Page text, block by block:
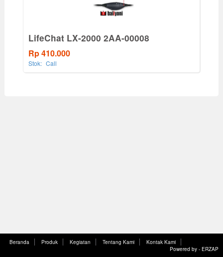
LifeChat LX-2000 2AA-00008
Rp 410.000
Stok: Call
Beranda Produk Kegiatan Tentang Kami
Kontak Kami
Powered by -ERZAP